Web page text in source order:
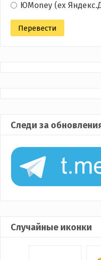
ЮMoney (ex
Следи за
Случайные иконки